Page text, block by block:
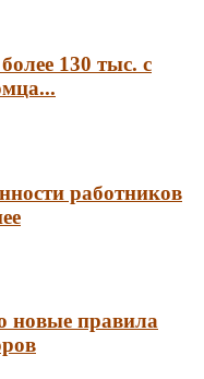
130 тыс. с
работников
новые правила